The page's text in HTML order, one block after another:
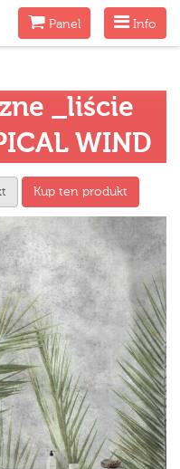
Menu
Info
MenuPanel
_liście
WIND
Kup ten produkt